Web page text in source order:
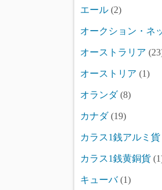
エール (2)
オークション・ネ
オーストラリア
オーストリア (1)
オランダ(8)
カナダ(19)
カラス1銭アルミ貨
カラス1銭黄銅貨
キューバ(1)